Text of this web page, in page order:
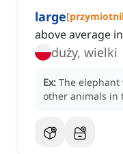
large[
above average
duży, wielki
Ex: The elephant
other animals in